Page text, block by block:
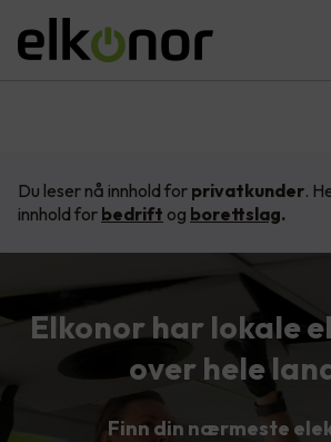
Du leser nå innhold for privatkunder.
innhold for bedrift og borettslag.
Elkonor har lokale
over hele
Finn din nærmeste